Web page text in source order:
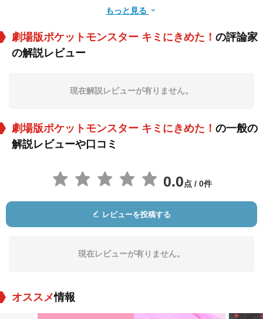
卯月益代
古田新太 逢坂良太
氷上恭子 山寺宏一 上田祐司
もっと見る
劇場版ポケットモンスター キミにきめた！ の評論家
の解説レビュー
現在解説レビューが有りません。
劇場版ポケットモンスター キミにきめた！ の一般の
解説レビューや口コミ
0.0点 / 0件
レビューを投稿する
現在レビューが有りません。
オススメ情報